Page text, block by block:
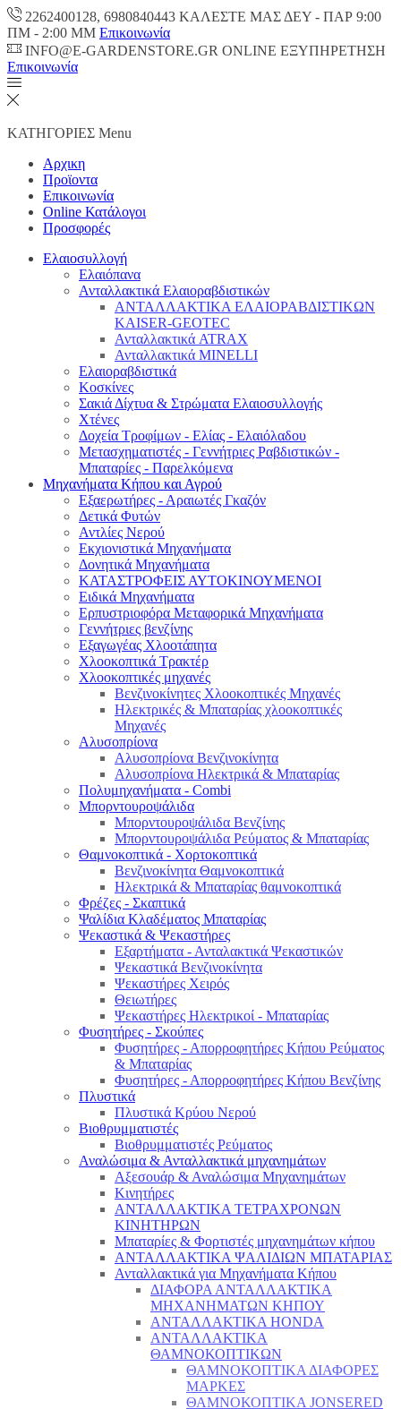
2262400128, 6980840443 ΚΑΛΕΣΤΕ ΜΑΣ ΔΕΥ - ΠΑΡ 9:00
ΠM - 2:00 ΜΜ Επικοινωνία
INFO@E-GARDENSTORE.GR ONLINE ΕΞΥΠΗΡΕΤΗΣH
Επικοινωνία
ΚΑΤΗΓΟΡΙΕΣ Menu
Αρχικη
Προϊοντα
Επικοινωνία
Online Κατάλογοι
Προσφορές
Ελαιοσυλλογή
Ελαιόπανα
Ανταλλακτικά Ελαιοραβδιστικών
ΑΝΤΑΛΛΑΚΤΙΚΑ ΕΛΑΙΟΡΑΒΔΙΣΤΙΚΩΝ
KAISER-GEOTEC
Ανταλλακτικά ATRAX
Ανταλλακτικά MINELLI
Ελαιοραβδιστικά
Κοσκίνες
Σακιά Δίχτυα & Στρώματα Ελαιοσυλλογής
Χτένες
Δοχεία Τροφίμων - Ελίας - Ελαιόλαδου
Μετασχηματιστές - Γεννήτριες Ραβδιστικών -
Μπαταρίες - Παρελκόμενα
Μηχανήματα Κήπου και Αγρού
Εξαερωτήρες - Αραιωτές Γκαζόν
Δετικά Φυτών
Αντλίες Νερού
Εκχιονιστικά Μηχανήματα
Δονητικά Μηχανήματα
ΚΑΤΑΣΤΡΟΦΕΙΣ ΑΥΤΟΚΙΝΟΥΜΕΝΟΙ
Ειδικά Μηχανήματα
Eρπυστριοφόρα Μεταφορικά Μηχανήματα
Γεννήτριες βενζίνης
Εξαγωγέας Χλοοτάπητα
Χλοοκοπτικά Τρακτέρ
Χλοοκοπτικές μηχανές
Βενζινοκίνητες Χλοοκοπτικές Μηχανές
Ηλεκτρικές & Μπαταρίας χλοοκοπτικές
Μηχανές
Αλυσοπρίονα
Αλυσοπρίονα Βενζινοκίνητα
Αλυσοπρίονα Ηλεκτρικά & Μπαταρίας
Πολυμηχανήματα - Combi
Μπορντουροψάλιδα
Μπορντουροψάλιδα Βενζίνης
Μπορντουροψάλιδα Ρεύματος & Μπαταρίας
Θαμνοκοπτικά - Χορτοκοπτικά
Βενζινοκίνητα Θαμνοκοπτικά
Ηλεκτρικά & Μπαταρίας θαμνοκοπτικά
Φρέζες - Σκαπτικά
Ψαλίδια Κλαδέματος Μπαταρίας
Ψεκαστικά & Ψεκαστήρες
Εξαρτήματα - Ανταλακτικά Ψεκαστικών
Ψεκαστικά Βενζινοκίνητα
Ψεκαστήρες Χειρός
Θειωτήρες
Ψεκαστήρες Ηλεκτρικοί - Μπαταρίας
Φυσητήρες - Σκούπες
Φυσητήρες - Απορροφητήρες Κήπου Ρεύματος
& Μπαταρίας
Φυσητήρες - Απορροφητήρες Κήπου Βενζίνης
Πλυστικά
Πλυστικά Κρύου Νερού
Βιοθρυμματιστές
Βιοθρυμματιστές Ρεύματος
Αναλώσιμα & Ανταλλακτικά μηχανημάτων
Αξεσουάρ & Αναλώσιμα Μηχανημάτων
Κινητήρες
ΑΝΤΑΛΛΑΚΤΙΚΑ ΤΕΤΡΑΧΡΟΝΩΝ
ΚΙΝΗΤΗΡΩΝ
Μπαταρίες & Φορτιστές μηχανημάτων κήπου
ΑΝΤΑΛΛΑΚΤΙΚΑ ΨΑΛΙΔΙΩΝ ΜΠΑΤΑΡΙAΣ
Ανταλλακτικά για Μηχανήματα Κήπου
ΔΙΑΦΟΡΑ ΑΝΤΑΛΛΑΚΤΙΚΑ
ΜΗΧΑΝΗΜΑΤΩΝ ΚΗΠΟΥ
ΑΝΤΑΛΛΑΚΤΙΚΑ HONDA
ΑΝΤΑΛΛΑΚΤΙΚΑ
ΘΑΜΝΟΚΟΠΤΙΚΩΝ
ΘΑΜΝΟΚΟΠΤΙΚΑ ΔΙΑΦΟΡΕΣ
ΜΑΡΚΕΣ
ΘΑΜΝΟΚΟΠΤΙΚΑ JONSERED